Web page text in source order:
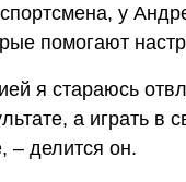
у
помогают
я стараюсь
а играть в
– делится он.